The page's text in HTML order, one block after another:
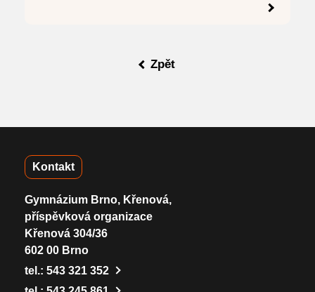
Zpět
Kontakt
Gymnázium Brno, Křenová,
příspěvková organizace
Křenová 304/36
602 00 Brno
tel.: 543 321 352